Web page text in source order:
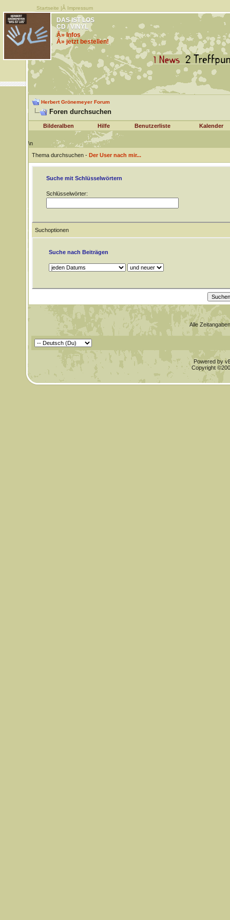
Startseite |Â Impressum
DAS IST LOS
CD / VINYL
Â» Infos
Â» jetzt bestellen!
Herbert Grönemeyer Forum
Foren durchsuchen
Bilderalben Hilfe Benutzerliste Kalender
\n
Thema durchsuchen - Der User nach mir...
Suche mit Schlüsselwörtern
Schlüsselwörter:
Suchoptionen
Suche nach Beiträgen
Alle
Powered by
Copyright